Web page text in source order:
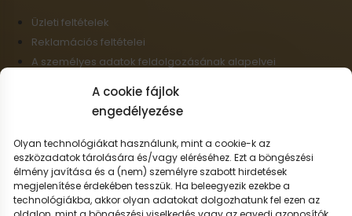
A cookie fájlok
engedélyezése
Olyan technológiákat használunk, mint a cookie-k az
eszközadatok tárolására és/vagy eléréséhez. Ezt a böngészési
élmény javítása és a (nem) személyre szabott hirdetések
megjelenítése érdekében tesszük. Ha beleegyezik ezekbe a
technológiákba, akkor olyan adatokat dolgozhatunk fel ezen az
Üzleti feltételek
Reklamációs feltételei
A személyes adatok feldolgozásának alapelvei
Nagykereskedelem
Elállás a szerződéstől
Magyar
Szállítási lehetőségek: